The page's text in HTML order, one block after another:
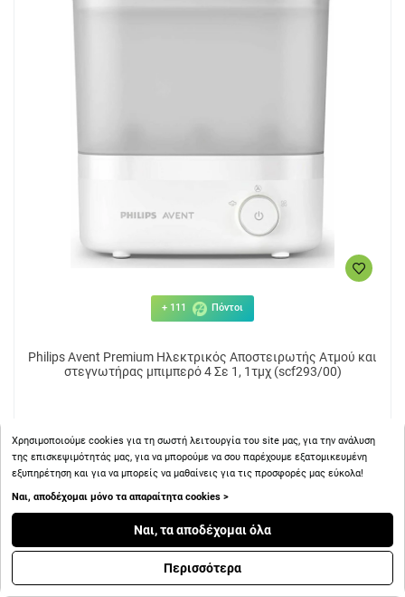
+ 111 Πόντοι
Philips Avent Premium Ηλεκτρικός Αποστειρωτής Ατμού και
στεγνωτήρας μπιμπερό 4 Σε 1, 1τμχ (scf293/00)
110.59€
ΑΓΟΡΑ
Χρησιμοποιούμε cookies για τη σωστή λειτουργία του site μας, για την ανάλυση
της επισκεψιμότητάς μας, για να μπορούμε να σου παρέχουμε εξατομικευμένη
εξυπηρέτηση και για να μπορείς να μαθαίνεις για τις προσφορές μας εύκολα!
Ναι, αποδέχομαι μόνο τα απαραίτητα cookies >
Ναι, τα αποδέχομαι όλα
Περισσότερα